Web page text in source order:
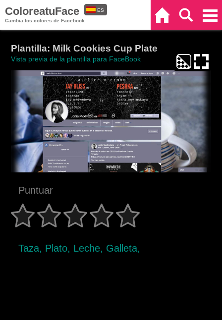
ColoreatuFace
Cambia los colores de Facebook
ES
Plantilla: Milk Cookies Cup Plate
Vista previa de la plantilla para FaceBook
Puntuar
Taza, Plato, Leche, Galleta,